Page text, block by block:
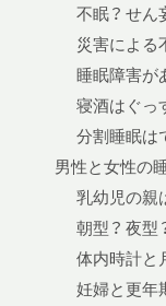
不眠？ せ
災害による
睡眠障害が
寝酒はぐっ
分割睡眠は
男性と女性の
乳幼児の親
朝型？ 夜
体内時計と
妊婦と更年